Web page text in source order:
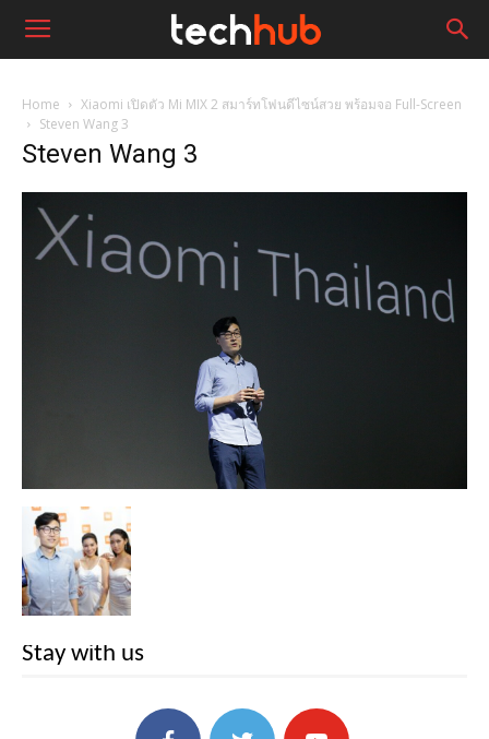
Home
Xiaomi เปิดตัว Mi MIX 2 สมาร์ทโฟนดีไซน์สวย พร้อมจอ Full-Screen
Steven Wang 3
Steven Wang 3
Stay with us